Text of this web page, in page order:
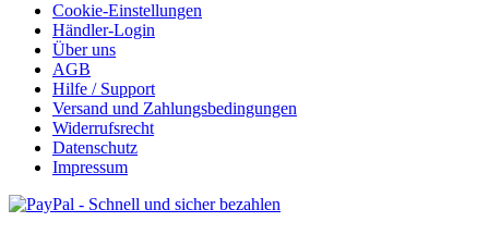
Cookie-Einstellungen
Händler-Login
Über uns
AGB
Hilfe / Support
Versand und Zahlungsbedingungen
Widerrufsrecht
Datenschutz
Impressum